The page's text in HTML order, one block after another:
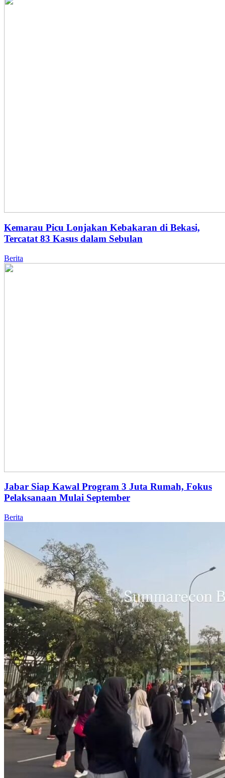
Kemarau Picu Lonjakan Kebakaran di Bekasi,
Tercatat 83 Kasus dalam Sebulan
Berita
Jabar Siap Kawal Program 3 Juta Rumah, Fokus
Pelaksanaan Mulai September
Berita